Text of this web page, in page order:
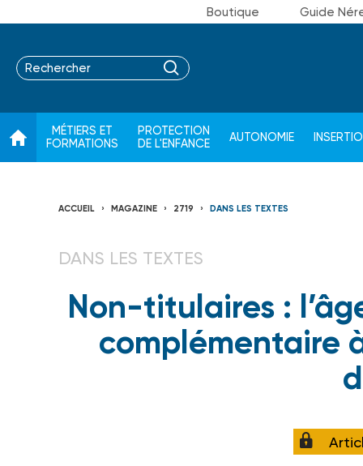
Boutique Guide
MÉTIERS ET
FORMATIONS
PROTECTION
DE L'ENFANCE
AUTONOMIE
ACCUEIL MAGAZINE 2719 DANS LES TEXTES
DANS LES TEXTES
Non-titulaires :
complémentaire